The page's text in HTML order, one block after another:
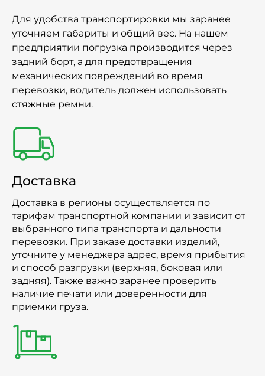
Для удобства транспортировки мы заранее
уточняем габариты и общий вес. На нашем
предприятии погрузка производится через
задний борт, а для предотвращения
механических повреждений во время
перевозки, водитель должен использовать
стяжные ремни.
Доставка
Доставка в регионы осуществляется по
тарифам транспортной компании и зависит от
выбранного типа транспорта и дальности
перевозки. При заказе доставки изделий,
уточните у менеджера адрес, время прибытия
и способ разгрузки (верхняя, боковая или
задняя). Также важно заранее проверить
наличие печати или доверенности для
приемки груза.